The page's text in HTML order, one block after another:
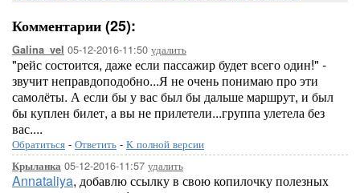
Комментарии (25):
Galina_vel 05-12-2016-11:50 удалить
"рейс состоится, даже если пассажир будет всего один!" -
звучит неправдоподобно...Я не очень понимаю про эти
самолёты. А если бы у вас был бы дальше маршрут, и был
бы куплен билет, а вы не прилетели...группа улетела без
вас....
Обратиться - Ответить - К полной версии
Крыланка 05-12-2016-11:57 удалить
Annataliya, добавлю ссылку в свою копилочку полезных